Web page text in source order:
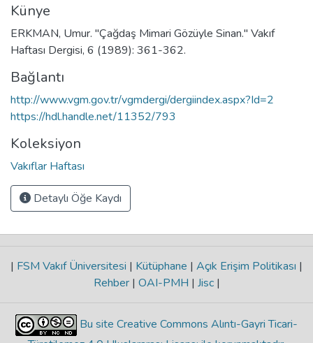
Künye
ERKMAN, Umur. "Çağdaş Mimari Gözüyle Sinan." Vakıf
Haftası Dergisi, 6 (1989): 361-362.
Bağlantı
http://www.vgm.gov.tr/vgmdergi/dergiindex.aspx?Id=2
https://hdl.handle.net/11352/793
Koleksiyon
Vakıflar Haftası
Detaylı Öğe Kaydı
| FSM Vakıf Üniversitesi | Kütüphane | Açık Erişim Politikası |
Rehber | OAI-PMH | Jisc |
Bu site Creative Commons Alıntı-Gayri Ticari-